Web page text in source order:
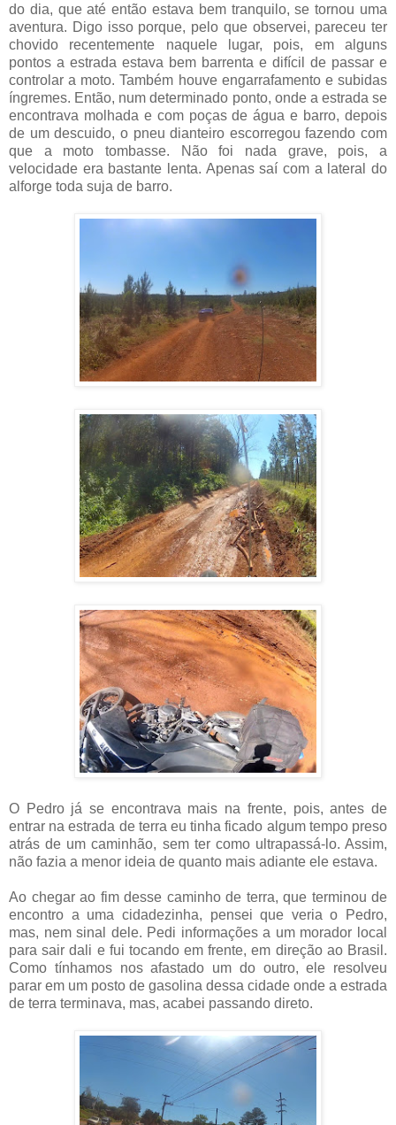
do dia, que até então estava bem tranquilo, se tornou uma
aventura. Digo isso porque, pelo que observei, pareceu ter
chovido recentemente naquele lugar, pois, em alguns
pontos a estrada estava bem barrenta e difícil de passar e
controlar a moto. Também houve engarrafamento e subidas
íngremes. Então, num determinado ponto, onde a estrada se
encontrava molhada e com poças de água e barro, depois
de um descuido, o pneu dianteiro escorregou fazendo com
que a moto tombasse. Não foi nada grave, pois, a
velocidade era bastante lenta. Apenas saí com a lateral do
alforge toda suja de barro.
O Pedro já se encontrava mais na frente, pois, antes de
entrar na estrada de terra eu tinha ficado algum tempo preso
atrás de um caminhão, sem ter como ultrapassá-lo. Assim,
não fazia a menor ideia de quanto mais adiante ele estava.
Ao chegar ao fim desse caminho de terra, que terminou de
encontro a uma cidadezinha, pensei que veria o Pedro,
mas, nem sinal dele. Pedi informações a um morador local
para sair dali e fui tocando em frente, em direção ao Brasil.
Como tínhamos nos afastado um do outro, ele resolveu
parar em um posto de gasolina dessa cidade onde a estrada
de terra terminava, mas, acabei passando direto.